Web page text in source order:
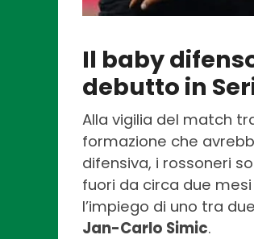
Il baby
debutto in
Alla vigilia del match
formazione che
difensiva, i rossoneri
fuori da circa due
l’impiego di uno tra
Jan-Carlo Simic.